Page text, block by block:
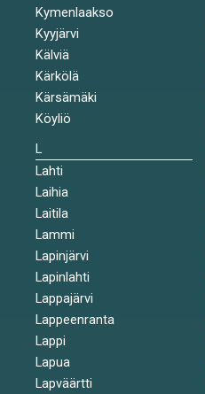
Kymenlaakso
Kyyjärvi
Kälviä
Kärkölä
Kärsämäki
Köyliö
L
Lahti
Laihia
Laitila
Lammi
Lapinjärvi
Lapinlahti
Lappajärvi
Lappeenranta
Lappi
Lapua
Lapväärtti